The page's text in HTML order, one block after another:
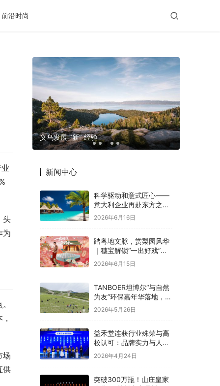
前沿时尚
头
为
场
供
义乌发展 “新” 经验
新闻中心
科学驱动和意式匠心——
意大利企业再赴东方之约
赋能意中大健康产业深度
2026年6月16日
踏粤地文脉，赏梨园风华
｜穗宝解锁“一出好戏”文
化溯源之旅
2026年6月15日
TANBOER坦博尔“与自然
为友”环保嘉年华落地，构
建四季户外可持续实践
2026年5月26日
益禾堂连获行业殊荣与高
校认可：品牌实力与人才
战略双线并进
2026年4月24日
突破300万瓶！山庄皇家